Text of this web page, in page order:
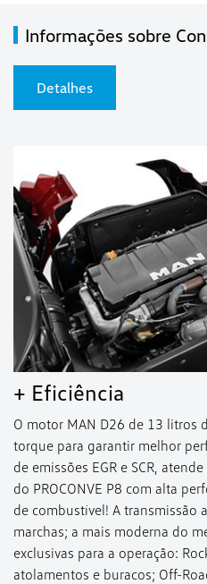
Informações sobre
Detalhes
+ Eficiência
O motor MAN D26 de 13 litros
torque para garantir melhor
de emissões EGR e SCR,
do PROCONVE P8 com alta
de combustível! A transmissão
marchas; a mais moderna do
exclusivas para a operação:
atolamentos e buracos; Off-